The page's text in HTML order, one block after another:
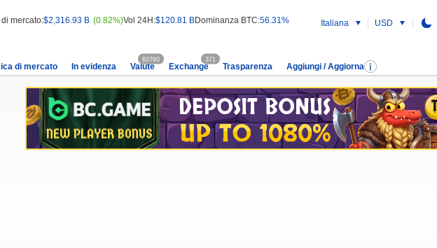
mercato:$2,316.93 B (0.82%)Vol 24H:$120.81 BDominanza BTC:56.31% Italiana USD
di mercato In evidenza Valute
60760
Exchange
371
Trasparenza Aggiungi / Aggiorna